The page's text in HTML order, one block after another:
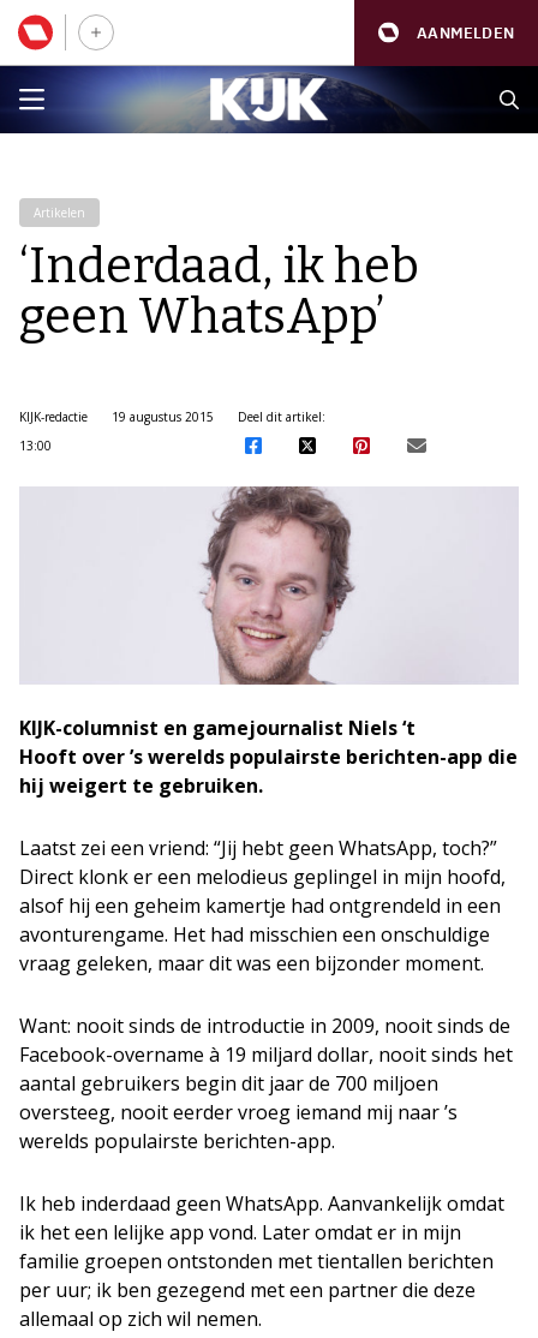
AANMELDEN
Artikelen
‘Inderdaad, ik heb
geen WhatsApp’
KIJK-redactie
19 augustus 2015
13:00
Deel dit artikel:
KIJK-columnist en gamejournalist Niels ‘t
Hooft over ’s werelds populairste berichten-app die
hij weigert te gebruiken.
Laatst zei een vriend: “Jij hebt geen WhatsApp, toch?”
Direct klonk er een melodieus geplingel in mijn hoofd,
alsof hij een geheim kamertje had ontgrendeld in een
avonturengame. Het had misschien een onschuldige
vraag geleken, maar dit was een bijzonder moment.
Want: nooit sinds de introductie in 2009, nooit sinds de
Facebook-overname à 19 miljard dollar, nooit sinds het
aantal gebruikers begin dit jaar de 700 miljoen
oversteeg, nooit eerder vroeg iemand mij naar ’s
werelds populairste berichten-app.
Ik heb inderdaad geen WhatsApp. Aanvankelijk omdat
ik het een lelijke app vond. Later omdat er in mijn
familie groepen ontstonden met tientallen berichten
per uur; ik ben gezegend met een partner die deze
allemaal op zich wil nemen.